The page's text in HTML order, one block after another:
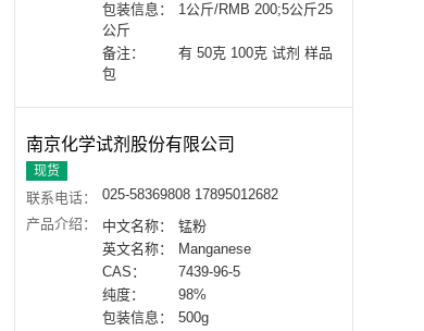
安全特性,毒性,储运) 常见问题列表
包装信息：
1公斤/RMB 200;5公斤25
公斤
备注：
有 50克 100克 试剂 样品
包
南京化学试剂股份有限公司
现货
联系电话：
025-58369808 17895012682
产品介绍：
中文名称：
锰粉
英文名称：
Manganese
CAS：
7439-96-5
纯度：
98%
包装信息：
500g